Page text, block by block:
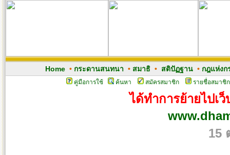
Home• กระดานสนทนา • สมาธิ• สติปัฏฐาน• กฎแห่งก
คู่มือการใช้ ค้นหา สมัครสมาชิก รายชื่อสมาชิก
ได้ทำการย้ายไปเ
15